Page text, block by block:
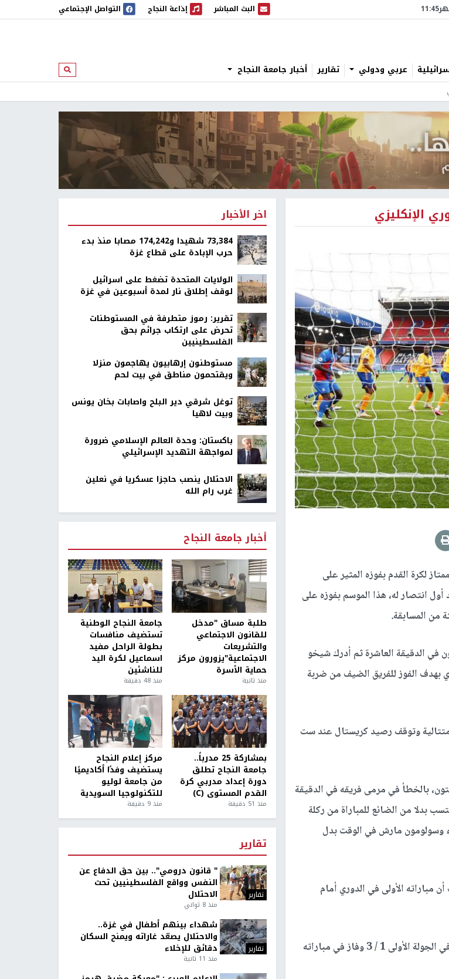
11:45 البث المباشر
البث المباشر إذاعة النجاح
إذاعة النجاح التواصل الإجتماعي
عربي ودولي تقارير أخبار جامعة النجاح ابحث
الإنكليزي
لكرة القدم بفوزه المثير على
يونايتد أول انتصار له، هذا الموسم بفوزه على
في الدقيقة العاشرة ثم أدرك شيخو
دي أندرادي بهدف الفوز للفريق الضيف من ضربة
وتوقف رصيد كريستال عند ست
بالخطأ في مرمى فريقه في الدقيقة
في الوقت المحتسب بدلا من الضائع للمباراة من ركلة
موباي في الدقيقة 40 من ركلة جزاء وسولومون مارش في الوقت بدل
الأولى في الدوري أمام
فيما توقف رصيد برايتون عند ثلاث نقاط، علما بأنه خسر أمام تشيلسي في الجولة الأولى 1 / 3 وفاز في مباراته
اخر الأخبار
73,384 شهيدا و174,242 مصابا منذ بدء
حرب الإبادة على قطاع غزة
الولايات المتحدة تضغط على اسرائيل
لوقف إطلاق نار لمدة أسبوعين في غزة
تقرير: رموز متطرفة في المستوطنات
تحرض على ارتكاب جرائم بحق
الفلسطينيين
مستوطنون إرهابيون يهاجمون منزلا
ويقتحمون مناطق في بيت لحم
توغل شرقي دير البلح واصابات بخان يونس
وبيت لاهيا
باكستان: وحدة العالم الإسلامي ضرورة
لمواجهة التهديد الإسرائيلي
الاحتلال ينصب حاجزا عسكريا في نعلين
غرب رام الله
أخبار جامعة النجاح
طلبة مساق "مدخل
للقانون الاجتماعي
والتشريعات
الاجتماعية"يزورون مركز
حماية الأسرة
منذ ثانية
جامعة النجاح الوطنية
تستضيف منافسات
بطولة الراحل مفيد
اسماعيل لكرة اليد
للناشئين
منذ 48 دقيقة
بمشاركة 25 مدرباً..
جامعة النجاح تطلق
دورة إعداد مدربي كرة
القدم المستوى (C)
منذ 51 دقيقة
مركز إعلام النجاح
يستضيف وفدًا أكاديميًا
من جامعة لوليو
للتكنولوجيا السويدية
منذ 9 دقيقة
تقارير
تقارير
" قانون درومي".. بين حق الدفاع عن
النفس وواقع الفلسطينيين تحت
الاحتلال
منذ 8 ثواني
تقارير
شهداء بينهم أطفال في غزة..
والاحتلال يصعّد غاراته ويمنح السكان
دقائق للإخلاء
منذ 11 ثانية